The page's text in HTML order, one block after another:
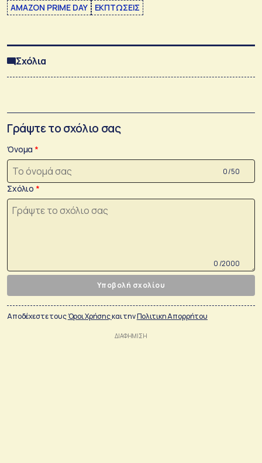
AMAZON PRIME DAY ΕΚΠΤΩΣΕΙΣ
Σχόλια
Γράψτε το σχόλιο σας
Όνομα
0 /50
Σχόλιο
0 /2000
Υποβολή σχολίου
Αποδέχεστε τουςΌροι Χρήσηςκαι τηνΠολιτικη Απορρήτου